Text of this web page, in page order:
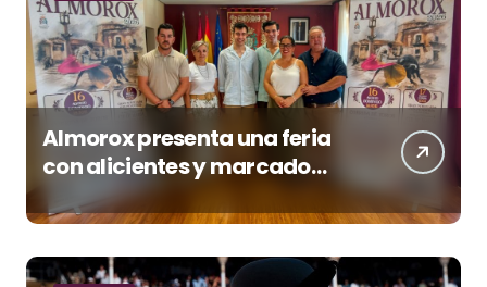
Almorox presenta una feria
con alicientes y marcado
acento torista